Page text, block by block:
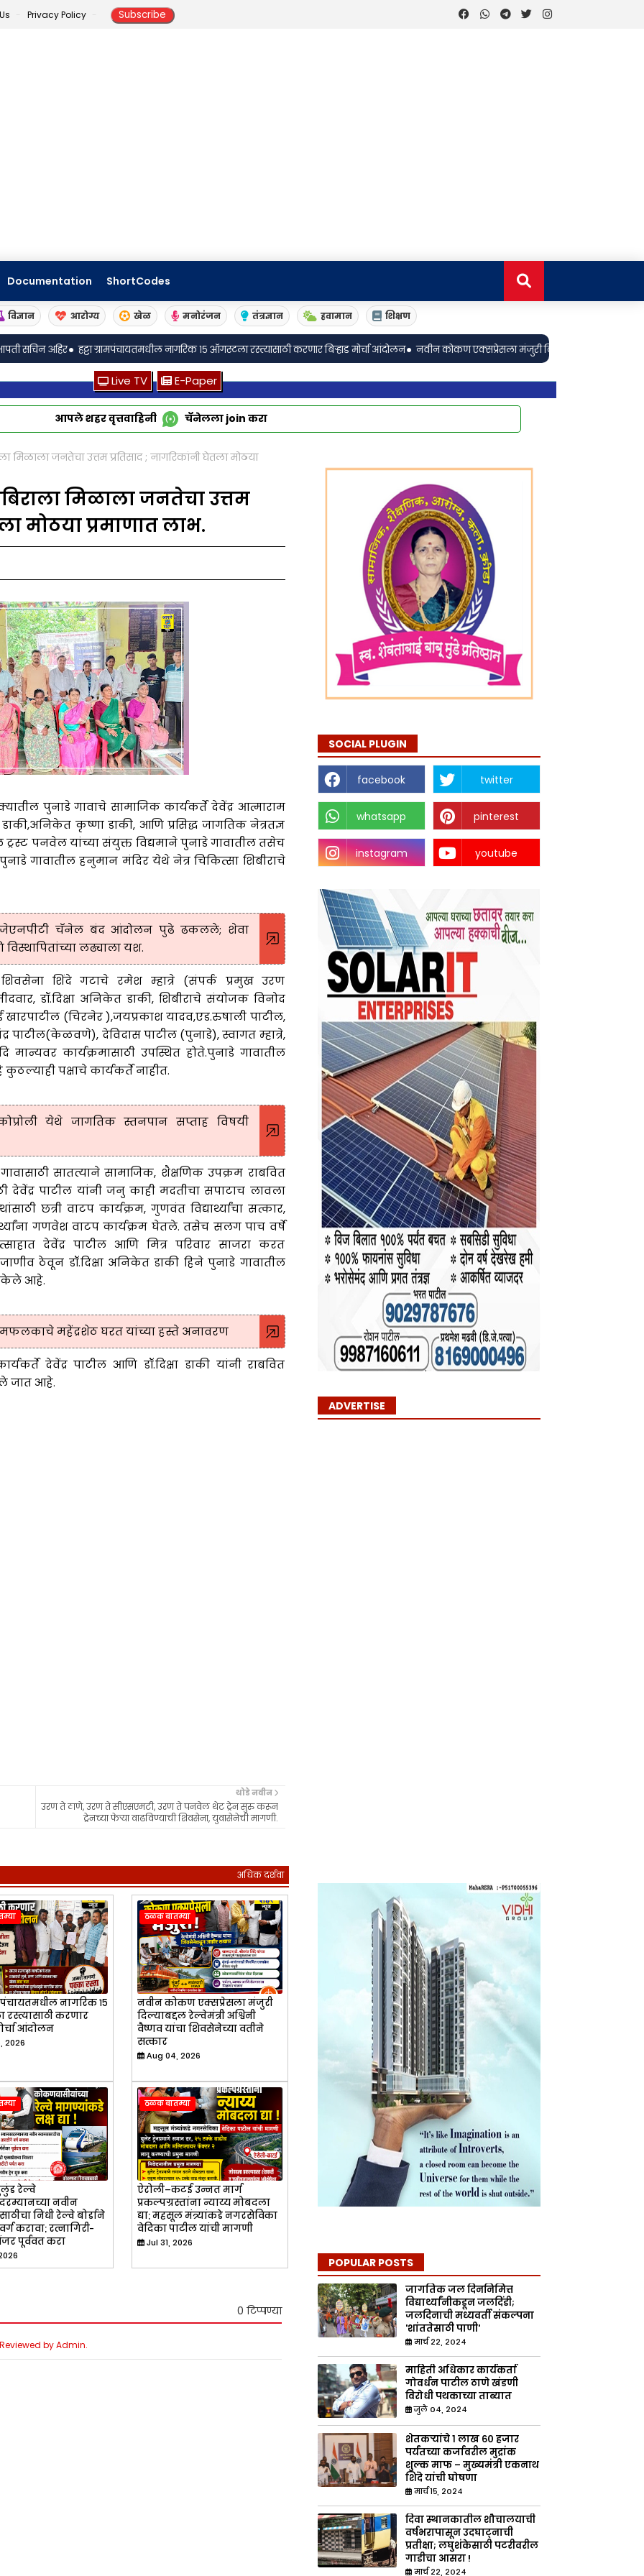
Privacy Policy
Documentation ShortCodes
विज्ञान आरोग्य खेळ मनोरंजन तंत्रज्ञान हवामान शिक्षण
• हट्टा ग्रामपंचायतमधील नागरिक १५ ऑगस्टला रस्त्यासाठी करणार बिऱ्हाड मोर्चा आंदोलन• नवीन कोकण एक्सप्रेसला मंजुरी दिल्याबद्दल रेल्वेमंत्री अश्विनी वैष्णव
Live TV E-Paper
आपले शहर वृत्तवाहिनी चॅनेलला join करा
मिळाला जनतेचा उत्तम प्रतिसाद ; नागरिकांनी घेतला मोठया
मिळाला जनतेचा उत्तम
मोठया प्रमाणात लाभ.
पुनाडे गावाचे सामाजिक कार्यकर्ते देवेंद्र आत्माराम
कृष्णा डाकी, आणि प्रसिद्ध जागतिक नेत्रतज्ञ
ट्रस्ट पनवेल यांच्या संयुक्त विद्यमाने पुनाडे गावातील तसेच
गावातील हनुमान मंदिर येथे नेत्र चिकित्सा शिबीराचे
जेएनपीटी चॅनेल बंद आंदोलन पुढे ढकलले; शेवा
लढ्याला यश.
शिंदे गटाचे रमेश म्हात्रे (संपर्क प्रमुख उरण
डॉ.दिक्षा अनिकेत डाकी, शिबीराचे संयोजक विनोद
खारपाटील (चिरनेर ),जयप्रकाश यादव,एड.रुषाली पाटील,
पाटील(केळवणे), देविदास पाटील (पुनाडे), स्वागत म्हात्रे,
कार्यक्रमासाठी उपस्थित होते.पुनाडे गावातील
पक्षाचे कार्यकर्ते नाहीत.
येथे जागतिक स्तनपान सप्ताह विषयी
सातत्याने सामाजिक, शैक्षणिक उपक्रम राबवित
देवेंद्र पाटील यांनी जनु काही मदतीचा सपाटाच लावला
छत्री वाटप कार्यक्रम, गुणवंत विद्यार्थ्यांचा सत्कार,
गणवेश वाटप कार्यक्रम घेतले. तसेच सलग पाच वर्षे
देवेंद्र पाटील आणि मित्र परिवार साजरा करत
ठेवून डॉ.दिक्षा अनिकेत डाकी हिने पुनाडे गावातील
केले आहे.
महेंद्रशेठ घरत यांच्या हस्ते अनावरण
देवेंद्र पाटील आणि डॉ.दिक्षा डाकी यांनी राबवित
जात आहे.
थोडे नवीन
उरण ते ठाणे, उरण ते सीएसएमटी, उरण ते पनवेल थेट ट्रेन सुरु करून
ट्रेनच्या फेऱ्या वाढविण्याची शिवसेना, युवासेनेची मागणी.
अधिक दर्शवा
नागरिक १५
करणार
आंदोलन
2026
ठळक बातम्या
नवीन कोकण एक्सप्रेसला मंजुरी
दिल्याबद्दल रेल्वेमंत्री अश्विनी
वैष्णव यांचा शिवसेनेच्या वतीने
सत्कार
Aug 04, 2026
रेल्वे
नवीन
निधी रेल्वे बोर्डाने
करावा; रत्नागिरी-
पूर्ववत करा
ठळक बातम्या
ऐरोली–कटई उन्नत मार्ग
प्रकल्पग्रस्तांना न्याय्य मोबदला
द्या; महसूल मंत्र्यांकडे नगरसेविका
वेदिका पाटील यांची मागणी
Jul 31, 2026
0 टिप्पण्या
by Admin.
SOCIAL PLUGIN
facebook twitter
whatsapp pinterest
instagram youtube
ADVERTISE
POPULAR POSTS
जागतिक जल दिननिमित्त
विद्यार्थ्यांनीकडून जलदिंडी;
जलदिनाची मध्यवर्ती संकल्पना
'शांततेसाठी पाणी'
मार्च २२, २०२४
माहिती अधिकार कार्यकर्ता
गोवर्धन पाटील ठाणे खंडणी
विरोधी पथकाच्या ताब्यात
जुलै ०४, २०२४
शेतकऱ्यांचे १ लाख ६० हजार
पर्यंतच्या कर्जावरील मुद्रांक
शुल्क माफ – मुख्यमंत्री एकनाथ
शिंदे यांची घोषणा
मार्च १५, २०२४
दिवा स्थानकातील शौचालयाची
वर्षभरापासून उदघाट्नाची
प्रतीक्षा; लघुशंकेसाठी पटरीवरील
गाडीचा आसरा !
मार्च २२, २०२४